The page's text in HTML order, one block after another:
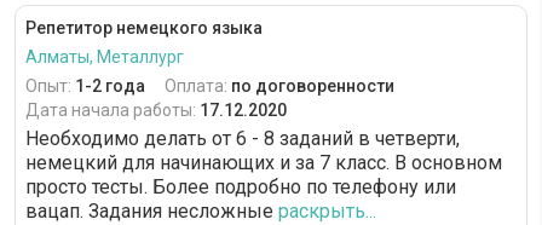
Репетитор немецкого языка
Алматы, Металлург
Опыт: 1-2 года Оплата: по договоренности
Дата начала работы: 17.12.2020
Необходимо делать от 6 - 8 заданий в четверти,
немецкий для начинающих и за 7 класс. В основном
просто тесты. Более подробно по телефону или
вацап. Задания несложные раскрыть...